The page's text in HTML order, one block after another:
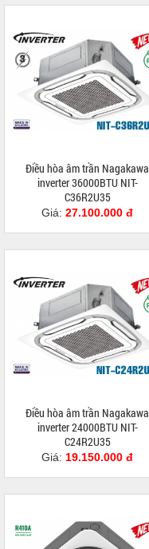
Điều hòa âm trần Nagakawa
inverter 36000BTU NIT-
C36R2U35
Giá: 27.100.000 đ
Điều hòa âm trần Nagakawa
inverter 24000BTU NIT-
C24R2U35
Giá: 19.150.000 đ